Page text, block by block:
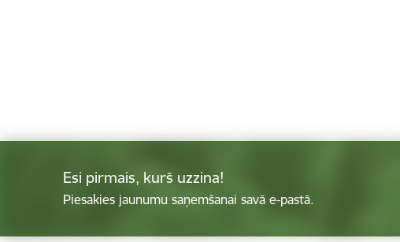
Esi pirmais, kurš uzzina!
Piesakies jaunumu saņemšanai savā e-pastā.